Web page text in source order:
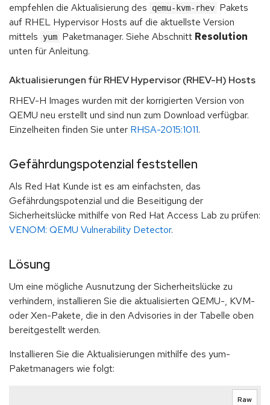
empfehlen die Aktualisierung des
qemu-kvm-rhev Pakets
auf RHEL Hypervisor Hosts auf die aktuellste Version
mittels
yum Paketmanager. Siehe Abschnitt Resolution
unten für Anleitung.
Aktualisierungen für RHEV Hypervisor (RHEV-H) Hosts
RHEV-H Images wurden mit der korrigierten Version von
QEMU neu erstellt und sind nun zum Download verfügbar.
Einzelheiten finden Sie unter RHSA-2015:1011.
Gefährdungspotenzial feststellen
Als Red Hat Kunde ist es am einfachsten, das
Gefährdungspotenzial und die Beseitigung der
Sicherheitslücke mithilfe von Red Hat Access Lab zu prüfen:
VENOM: QEMU Vulnerability Detector.
Lösung
Um eine mögliche Ausnutzung der Sicherheitslücke zu
verhindern, installieren Sie die aktualisierten QEMU-, KVM-
oder Xen-Pakete, die in den Advisories in der Tabelle oben
bereitgestellt werden.
Installieren Sie die Aktualisierungen mithilfe des yum-
Paketmanagers wie folgt:
Raw